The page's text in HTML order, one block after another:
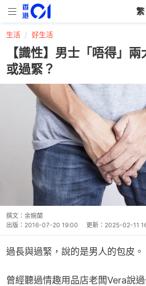
繁
生活 好生活
【識性】男士「唔得」
或過緊？
撰文： 余婉蘭
出版： 2016-07-20 19:00 更新： 2025-02-11
過長與過緊，說的是男人的包皮。
曾經聽過情趣用品店老闆Vera說